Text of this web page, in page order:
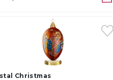
Christmas